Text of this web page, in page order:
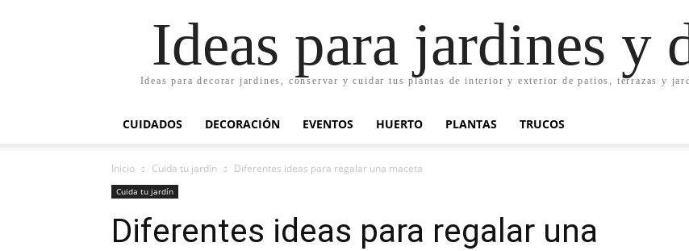
Ideas para jardines y
Ideas para decorar jardines, conservar y cuidar tus plantas de interior y exterior de patios, terrazas y
CUIDADOS DECORACIÓN EVENTOS HUERTO PLANTAS TRUCOS
Inicio Cuida tu jardín Diferentes ideas para regalar una maceta
Cuida tu jardín
Diferentes ideas para regalar una